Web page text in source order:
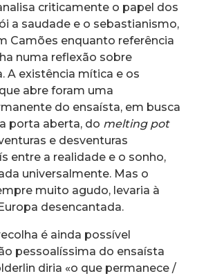
criticamente o papel dos
a saudade e o sebastianismo,
Camões enquanto referência
numa reflexão sobre
A existência mítica e os
abre foram uma
do ensaísta, em busca
porta aberta, do melting pot
e desventuras
entre a realidade e o sonho,
universalmente. Mas o
muito agudo, levaria à
desencantada.
é ainda possível
pessoalíssima do ensaísta
diria «o que permanece /